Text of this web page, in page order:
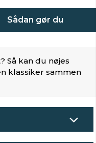
Sådan gør du
Så kan du nøjes
klassiker sammen